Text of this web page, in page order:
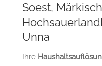
Soest,
Unna
Ihre